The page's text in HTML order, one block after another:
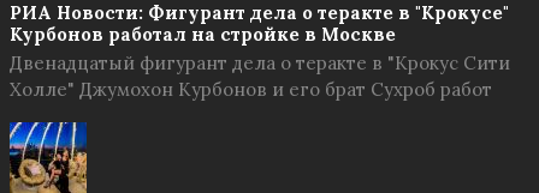
РИА Новости: Фигурант дела о теракте в "Крокусе"
Курбонов работал на стройке в Москве
Двенадцатый фигурант дела о теракте в "Крокус Сити
Холле" Джумохон Курбонов и его брат Сухроб работ